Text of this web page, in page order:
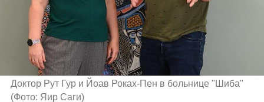
(Фото: Яир Саги)